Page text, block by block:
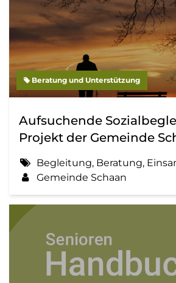
Beratung und Unterstützung
Aufsuchende
Projekt der Gemeinde
Begleitung, Beratung, Einsamkeit, Gemeinde,
Gemeinde Schaan